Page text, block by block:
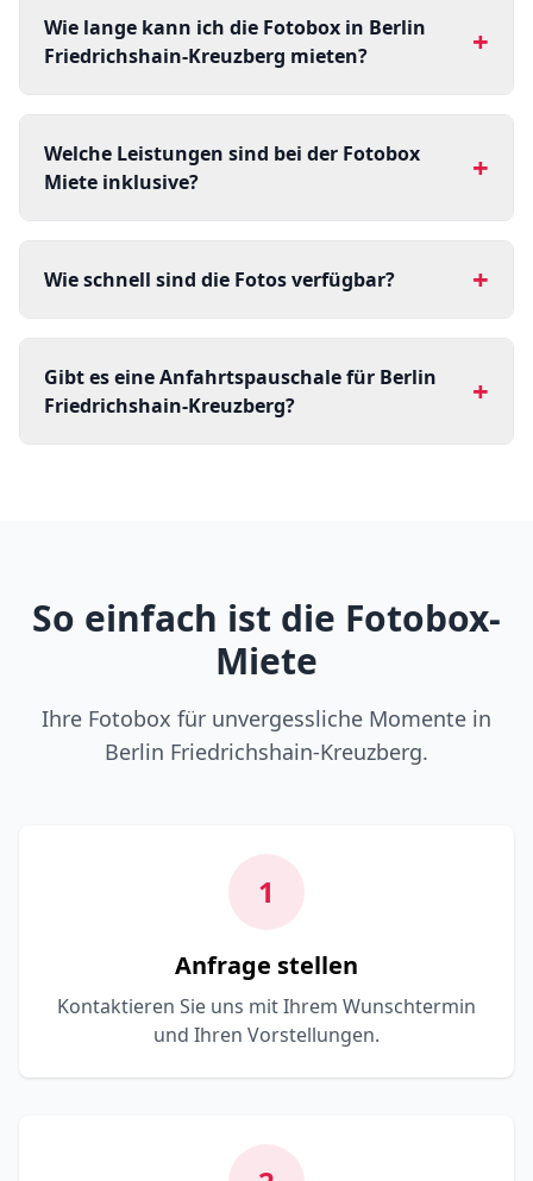
Wie lange kann ich die Fotobox in Berlin
Friedrichshain-Kreuzberg mieten?
+
Welche Leistungen sind bei der Fotobox
Miete inklusive?
+
Wie schnell sind die Fotos verfügbar? +
Gibt es eine Anfahrtspauschale für Berlin
Friedrichshain-Kreuzberg?
+
So einfach ist die Fotobox-
Miete
Ihre Fotobox für unvergessliche Momente in
Berlin Friedrichshain-Kreuzberg.
1
Anfrage stellen
Kontaktieren Sie uns mit Ihrem Wunschtermin
und Ihren Vorstellungen.